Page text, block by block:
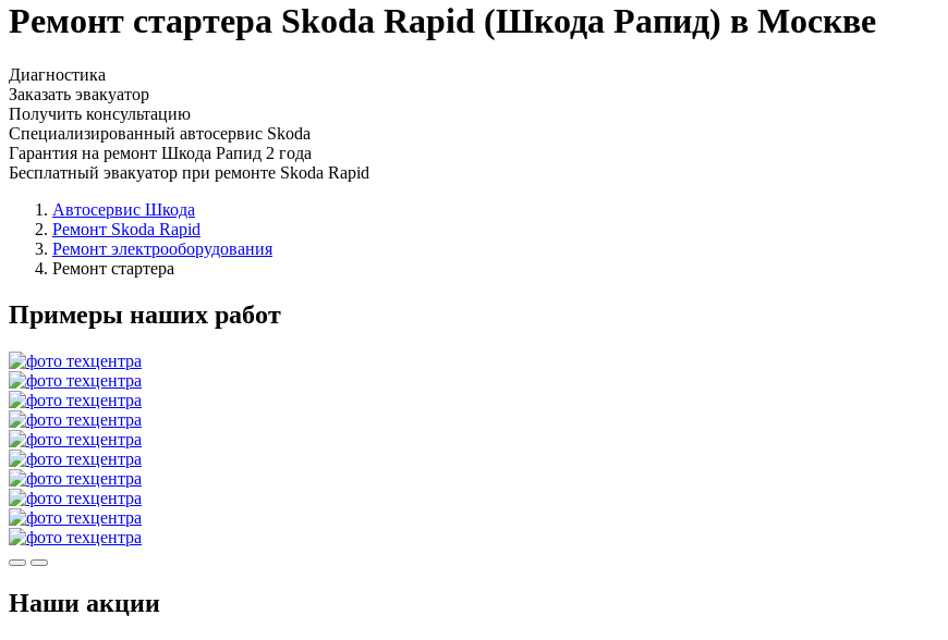
Ремонт стартера Skoda Rapid (Шкода Рапид) в Москве
Диагностика
Заказать эвакуатор
Получить консультацию
Специализированный автосервис Skoda
Гарантия на ремонт Шкода Рапид 2 года
Бесплатный эвакуатор при ремонте Skoda Rapid
Автосервис Шкода
Ремонт Skoda Rapid
Ремонт электрооборудования
Ремонт стартера
Примеры наших работ
Наши акции